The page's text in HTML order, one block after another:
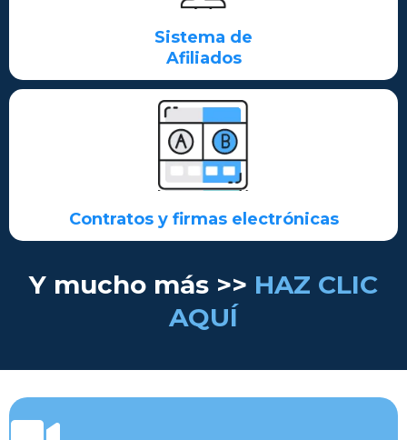
Sistema de
Afiliados
Contratos y firmas electrónicas
Y mucho más >> HAZ CLIC
AQUÍ